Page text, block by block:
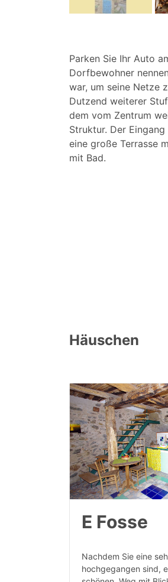
Parken Sie Ihr Auto
Dorfbewohner
war, um seine Netze
Dutzend weiterer
dem vom Zentrum
Struktur. Der
eine große Terrasse
mit Bad.
Häuschen
E Fosse
Nachdem Sie eine
hochgegangen sind,